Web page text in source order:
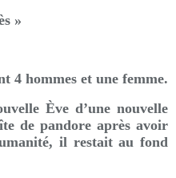
»
4 hommes et une femme.
Ève d’une nouvelle
de pandore après avoir
il restait au fond